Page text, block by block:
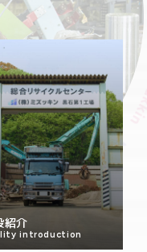
紹介
introduction